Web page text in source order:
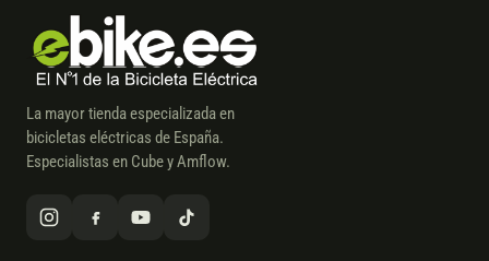
La mayor tienda especializada en
bicicletas eléctricas de España.
Especialistas en Cube y Amflow.